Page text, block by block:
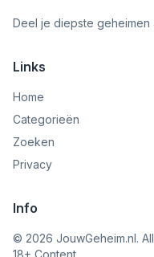
Deel je diepste geheimen
Links
Home
Categorieën
Zoeken
Privacy
Info
© 2026 JouwGeheim.nl.
18+ Content.